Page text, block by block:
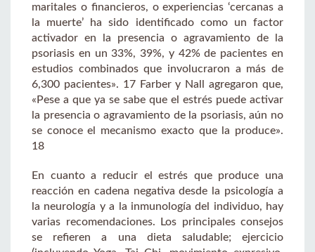
maritales o financieros, o experiencias ‘cercanas a
la muerte’ ha sido identificado como un factor
activador en la presencia o agravamiento de la
psoriasis en un 33%, 39%, y 42% de pacientes en
estudios combinados que involucraron a más de
6,300 pacientes». 17 Farber y Nall agregaron que,
«Pese a que ya se sabe que el estrés puede activar
la presencia o agravamiento de la psoriasis, aún no
se conoce el mecanismo exacto que la produce».
18
En cuanto a reducir el estrés que produce una
reacción en cadena negativa desde la psicología a
la neurología y a la inmunología del individuo, hay
varias recomendaciones. Los principales consejos
se refieren a una dieta saludable; ejercicio